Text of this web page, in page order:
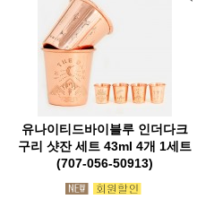
유나이티드바이블루 인더다크
구리 샷잔 세트 43ml 4개 1세트
(707-056-50913)